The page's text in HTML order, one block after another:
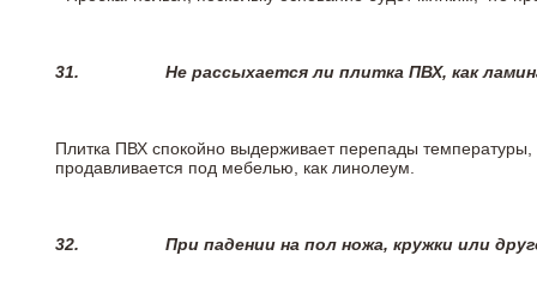
31. Не рассыхается ли плитка ПВХ, как
Плитка ПВХ спокойно выдерживает перепады температуры,
продавливается под мебелью, как линолеум.
32. При падении на пол ножа, кружки или